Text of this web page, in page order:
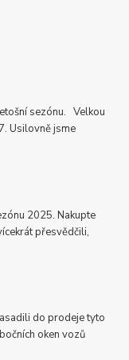
sezónu. Velkou
Usilovně jsme
2025. Nakupte
přesvědčili,
do prodeje tyto
oken vozů